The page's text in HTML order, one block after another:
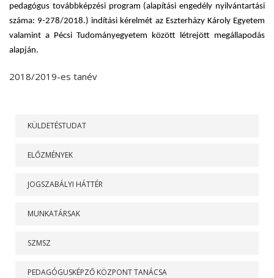
pedagógus továbbképzési program (alapítási engedély nyilvántartási
száma: 9-278/2018.) indítási kérelmét az Eszterházy Károly Egyetem
valamint a Pécsi Tudományegyetem között létrejött megállapodás
alapján.
2018/2019-es tanév
KÜLDETÉSTUDAT
ELŐZMÉNYEK
JOGSZABÁLYI HÁTTÉR
MUNKATÁRSAK
SZMSZ
PEDAGÓGUSKÉPZŐ KÖZPONT TANÁCSA